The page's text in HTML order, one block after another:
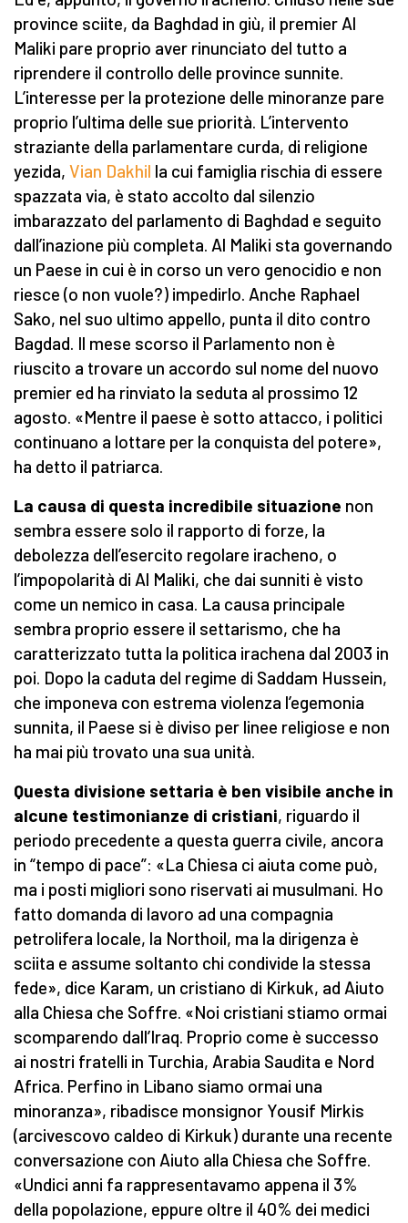
province sciite, da Baghdad in giù, il premier Al
Maliki pare proprio aver rinunciato del tutto a
riprendere il controllo delle province sunnite.
L’interesse per la protezione delle minoranze pare
proprio l’ultima delle sue priorità. L’intervento
straziante della parlamentare curda, di religione
yezida, Vian Dakhil la cui famiglia rischia di essere
spazzata via, è stato accolto dal silenzio
imbarazzato del parlamento di Baghdad e seguito
dall’inazione più completa. Al Maliki sta governando
un Paese in cui è in corso un vero genocidio e non
riesce (o non vuole?) impedirlo. Anche Raphael
Sako, nel suo ultimo appello, punta il dito contro
Bagdad. Il mese scorso il Parlamento non è
riuscito a trovare un accordo sul nome del nuovo
premier ed ha rinviato la seduta al prossimo 12
agosto. «Mentre il paese è sotto attacco, i politici
continuano a lottare per la conquista del potere»,
ha detto il patriarca.
La causa di questa incredibile situazione non
sembra essere solo il rapporto di forze, la
debolezza dell’esercito regolare iracheno, o
l’impopolarità di Al Maliki, che dai sunniti è visto
come un nemico in casa. La causa principale
sembra proprio essere il settarismo, che ha
caratterizzato tutta la politica irachena dal 2003 in
poi. Dopo la caduta del regime di Saddam Hussein,
che imponeva con estrema violenza l’egemonia
sunnita, il Paese si è diviso per linee religiose e non
ha mai più trovato una sua unità.
Questa divisione settaria è ben visibile anche in
alcune testimonianze di cristiani, riguardo il
periodo precedente a questa guerra civile, ancora
in “tempo di pace”: «La Chiesa ci aiuta come può,
ma i posti migliori sono riservati ai musulmani. Ho
fatto domanda di lavoro ad una compagnia
petrolifera locale, la Northoil, ma la dirigenza è
sciita e assume soltanto chi condivide la stessa
fede», dice Karam, un cristiano di Kirkuk, ad Aiuto
alla Chiesa che Soffre. «Noi cristiani stiamo ormai
scomparendo dall’Iraq. Proprio come è successo
ai nostri fratelli in Turchia, Arabia Saudita e Nord
Africa. Perfino in Libano siamo ormai una
minoranza», ribadisce monsignor Yousif Mirkis
(arcivescovo caldeo di Kirkuk) durante una recente
conversazione con Aiuto alla Chiesa che Soffre.
«Undici anni fa rappresentavamo appena il 3%
della popolazione, eppure oltre il 40% dei medici